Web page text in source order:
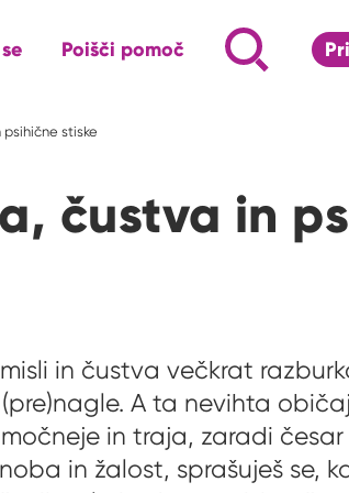
Poišči pomoč
Iskalnik za
Napiši, kaj te
S klikom na
stiske
čustva in
in čustva večkrat
A ta nevihta
in traja, zaradi česar
in žalost, sprašuješ se,